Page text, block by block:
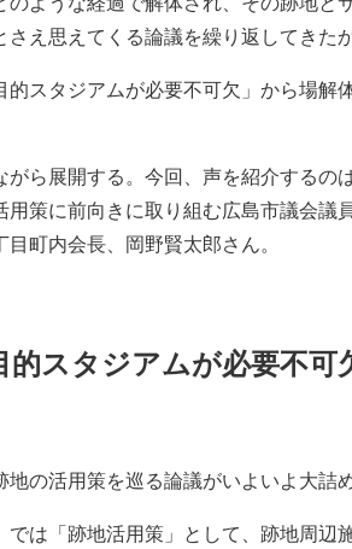
え思えてくる論議を繰り返してきた
スタジアムが必要不可欠」から場解
がら展開する。今回、声を紹介するの
策に前向きに取り組む広島市議会議
町内会長、岡野賢太郎さん。
スタジアムが必要不可
の活用策を巡る論議がいよいよ大詰
では「跡地活用策」として、跡地周辺